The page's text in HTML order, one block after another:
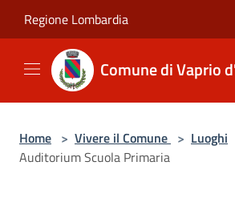
Regione Lombardia
Comune di Vaprio
Home > Vivere il Comune > Luoghi
Auditorium Scuola Primaria